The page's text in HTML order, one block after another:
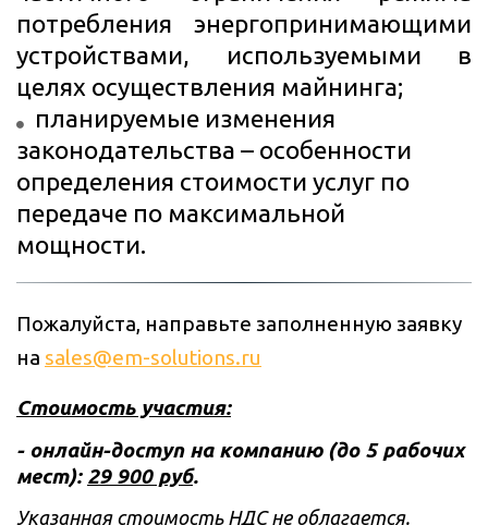
потребления энергопринимающими
устройствами, используемыми в
целях осуществления майнинга;
планируемые изменения
законодательства – особенности
определения стоимости услуг по
передаче по максимальной
мощности.
Пожалуйста, направьте заполненную заявку
на sales@em-solutions.ru
Стоимость участия:
- онлайн-доступ на компанию (до 5 рабочих
мест): 29 900 руб.
Указанная стоимость НДС не облагается.